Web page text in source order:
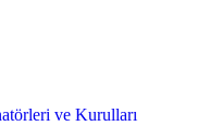
ve Kurulları